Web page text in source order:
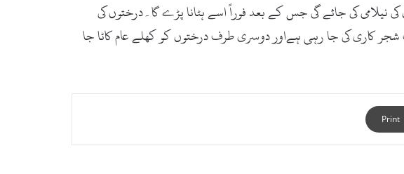
کہ 25 اگست کو سات سفیدے کے درختوں کی نیلامی کی جائے گی جس کے بعد فوراً اسے ہٹانا پڑے گا۔درختوں کی
کاری کی جا رہی ہےاور دوسری طرف درختوں کو کھلے عام کاٹا جا
Print